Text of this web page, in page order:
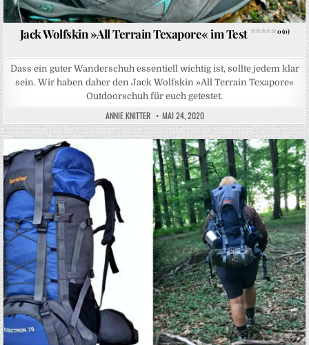
Jack Wolfskin »All Terrain Texapore« im Test 0 (0)
Dass ein guter Wanderschuh essentiell wichtig ist, sollte jedem klar
sein. Wir haben daher den Jack Wolfskin »All Terrain Texapore«
Outdoorschuh für euch getestet.
ANNIE KNITTER MAI 24, 2020
Posted in